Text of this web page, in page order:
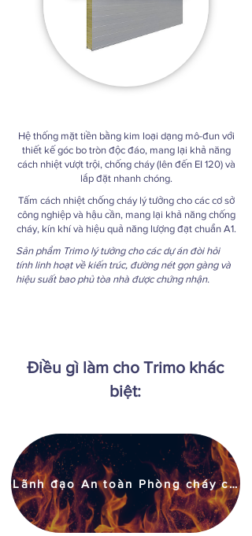
Hệ thống mặt tiền bằng kim loại dạng mô-đun với
thiết kế góc bo tròn độc đáo, mang lại khả năng
cách nhiệt vượt trội, chống cháy (lên đến EI 120) và
lắp đặt nhanh chóng.
Tấm cách nhiệt chống cháy lý tưởng cho các cơ sở
công nghiệp và hậu cần, mang lại khả năng chống
cháy, kín khí và hiệu quả năng lượng đạt chuẩn A1.
Sản phẩm Trimo lý tưởng cho các dự án đòi hỏi
tính linh hoạt về kiến trúc, đường nét gọn gàng và
hiệu suất bao phủ tòa nhà được chứng nhận.
Điều gì làm cho Trimo khác
biệt:
Lãnh đạo An toàn Phòng cháy chữa